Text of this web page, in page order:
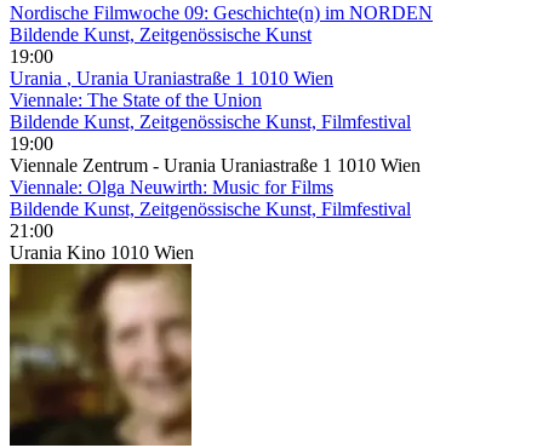
Nordische Filmwoche 09: Geschichte(n) im NORDEN
Bildende Kunst, Zeitgenössische Kunst
19:00
Urania , Urania Uraniastraße 1 1010 Wien
Viennale: The State of the Union
Bildende Kunst, Zeitgenössische Kunst, Filmfestival
19:00
Viennale Zentrum - Urania Uraniastraße 1 1010 Wien
Viennale: Olga Neuwirth: Music for Films
Bildende Kunst, Zeitgenössische Kunst, Filmfestival
21:00
Urania Kino 1010 Wien